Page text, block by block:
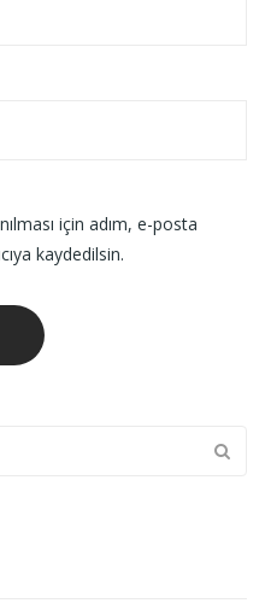
için adım, e-posta
kaydedilsin.